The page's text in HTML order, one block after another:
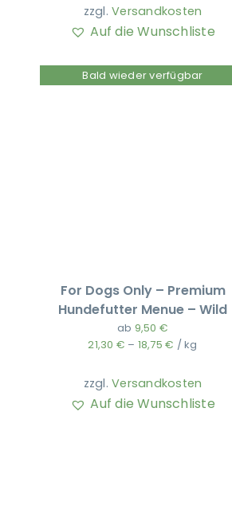
zzgl.Versandkosten
Auf die Wunschliste
Bald wieder verfügbar
For Dogs Only – Premium
Hundefutter Menue – Wild
ab 9,50 €
21,30 € – 18,75€ /kg
zzgl.Versandkosten
Auf die Wunschliste